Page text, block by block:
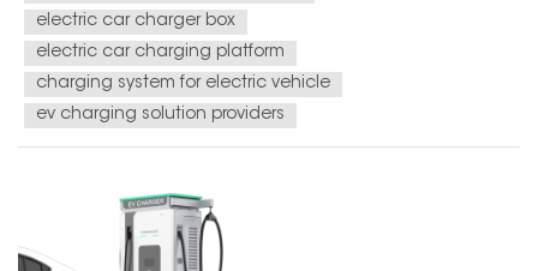
electric car charger box
electric car charging platform
charging system for electric vehicle
ev charging solution providers